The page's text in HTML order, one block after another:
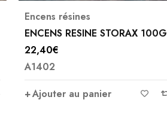
Encens résines
ENCENS RESINE SAINT JOSEPH
10,35€
A1441
Ajouter au panier